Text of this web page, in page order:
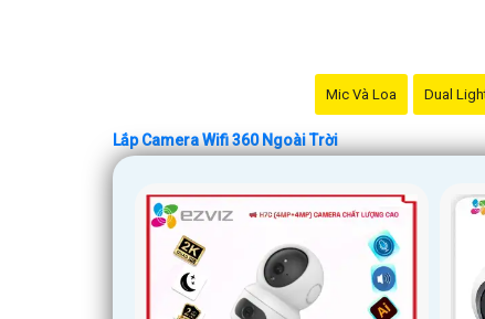
Mic Và Loa Dual
Lắp Camera Wifi 360 Ngoài Trời